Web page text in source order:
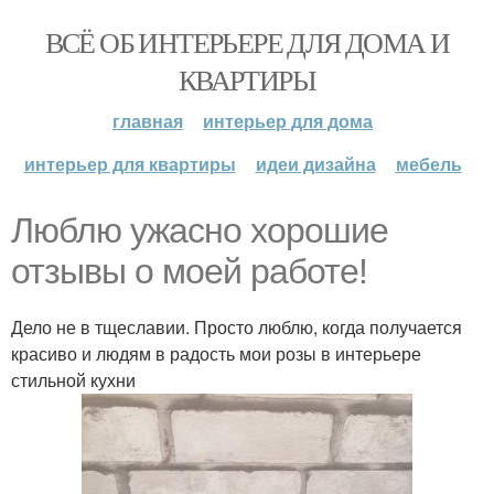
ВСЁ ОБ ИНТЕРЬЕРЕ ДЛЯ ДОМА И
КВАРТИРЫ
главная
интерьер для дома
интерьер для квартиры
идеи дизайна мебель
Люблю ужасно хорошие
отзывы о моей работе!
Дело не в тщеславии. Просто люблю, когда получается
красиво и людям в радость мои розы в интерьере
стильной кухни